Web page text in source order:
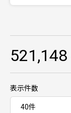
521,148
表示件数